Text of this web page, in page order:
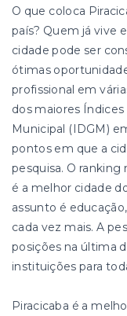
O que coloca
país? Quem já vive
cidade pode ser
ótimas
profissional em
dos maiores
Municipal (IDGM)
pontos em que a
pesquisa. O ranking
é a melhor cidade
assunto é
cada vez mais. A
posições na última
instituições para
Piracicaba é a